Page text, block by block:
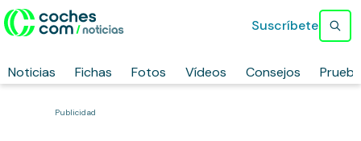
Noticias Fichas Fotos Vídeos Consejos
Suscríbete
Publicidad